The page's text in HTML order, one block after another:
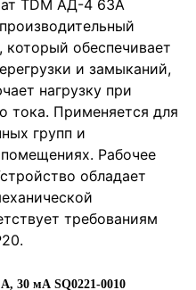
TDM АД-4 63А
обеспечивает
и замыканий,
нагрузку при
тока. Применяется для
групп и
Рабочее
обладает
требованиям
30 мА SQ0221-0010